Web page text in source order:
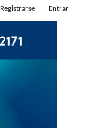
Registrarse Entrar